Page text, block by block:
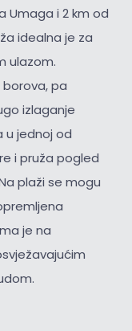
Umaga i 2 km od
idealna je za
ulazom.
pa
izlaganje
u jednoj od
i pruža pogled
plaži se mogu
je na